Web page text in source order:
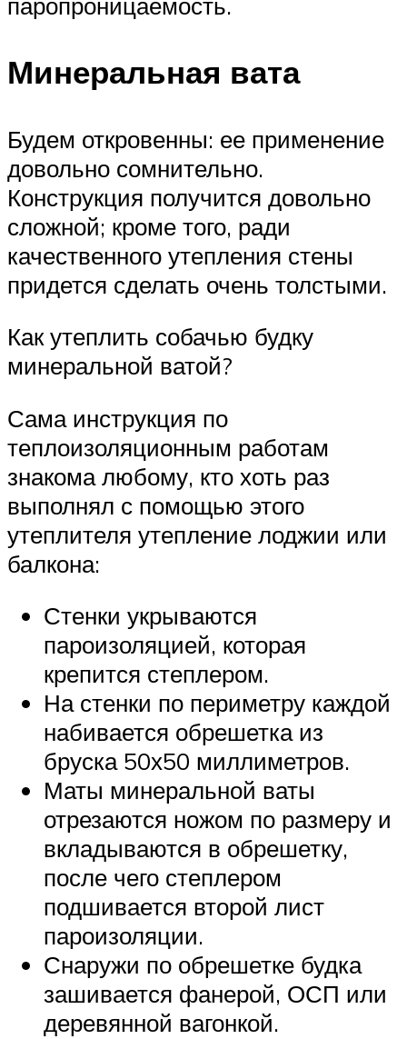
Минеральная вата
Будем откровенны: ее применение
довольно сомнительно.
Конструкция получится довольно
сложной; кроме того, ради
качественного утепления стены
придется сделать очень толстыми.
Как утеплить собачью будку
минеральной ватой?
Сама инструкция по
теплоизоляционным работам
знакома любому, кто хоть раз
выполнял с помощью этого
утеплителя утепление лоджии или
балкона:
Стенки укрываются
пароизоляцией, которая
крепится степлером.
На стенки по периметру каждой
набивается обрешетка из
бруска 50х50 миллиметров.
Маты минеральной ваты
отрезаются ножом по размеру и
вкладываются в обрешетку,
после чего степлером
подшивается второй лист
пароизоляции.
Снаружи по обрешетке будка
зашивается фанерой, ОСП или
деревянной вагонкой.